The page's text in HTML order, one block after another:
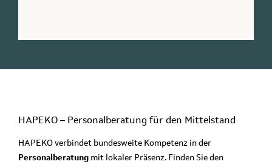
HAPEKO – Personalberatung für den Mittelstand
HAPEKO verbindet bundesweite Kompetenz in der
Personalberatung mit lokaler Präsenz. Finden Sie den